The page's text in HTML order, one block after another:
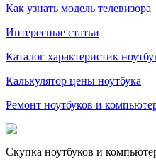
Как узнать модель телевизора
Интересные статьи
Каталог характеристик
Калькулятор цены ноутбука
Ремонт ноутбуков и
Скупка ноутбуков и